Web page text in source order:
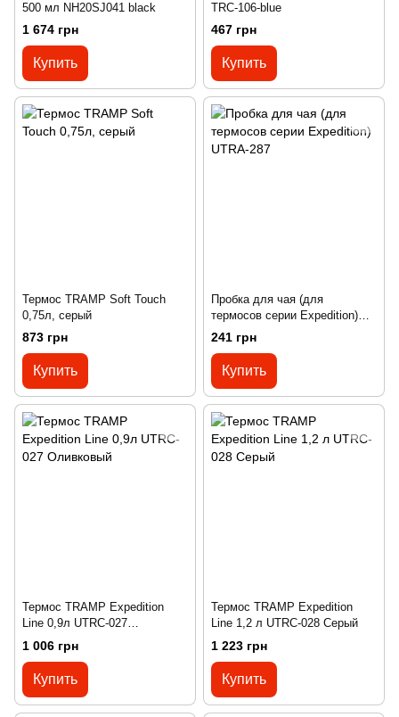
500 мл NH20SJ041 black
1 674 грн
Купить
TRC-106-blue
467 грн
Купить
Термос TRAMP Soft Touch
0,75л, серый
873 грн
Купить
Пробка для чая (для
термосов серии Expedition)
UTRА-287
241 грн
Купить
Термос TRAMP Expedition
Line 0,9л UTRC-027
Оливковый
1 006 грн
Купить
Термос TRAMP Expedition
Line 1,2 л UTRC-028 Серый
1 223 грн
Купить